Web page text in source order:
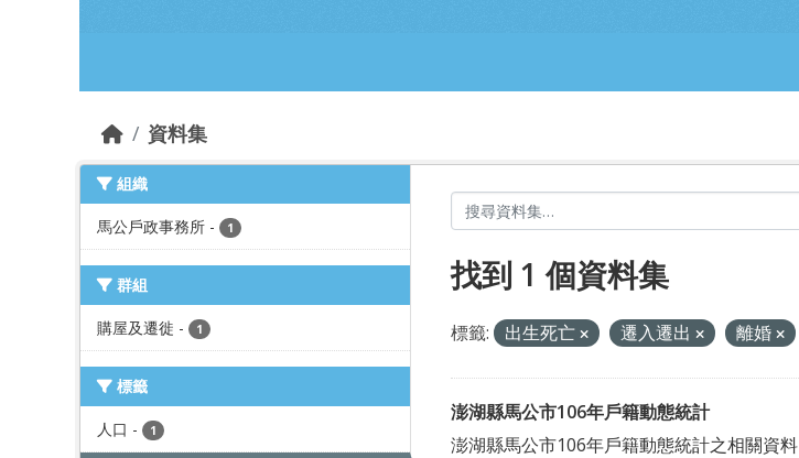
資料集
組織
馬公戶政事務所 - 1
群組
購屋及遷徙 - 1
標籤
人口 - 1
找到 1 個資料集
標籤: 出生死亡 遷入遷出 離婚
澎湖縣馬公市106年戶籍動態統計
澎湖縣馬公市106年戶籍動態統計之相關資料